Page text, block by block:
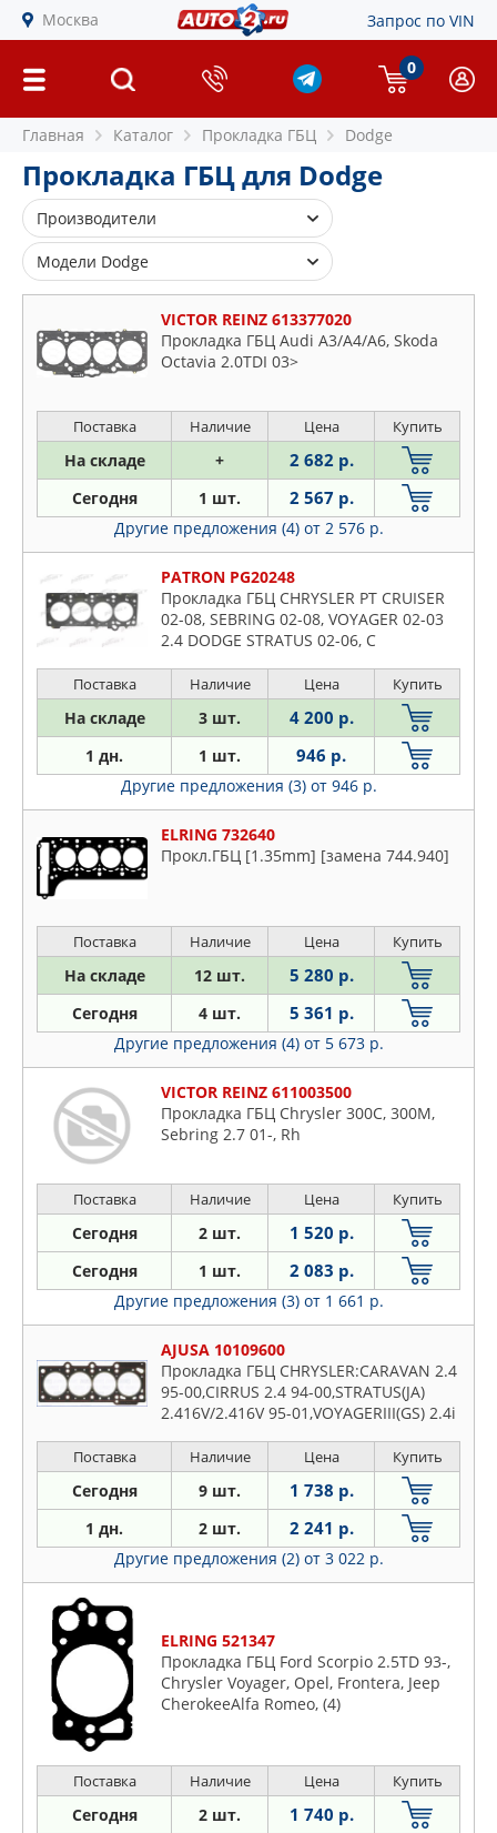
Москва Запрос по VIN
0
Главная Каталог Прокладка ГБЦ Dodge
Прокладка ГБЦ для Dodge
Производители
AJUSA
BGA
ELRING
OSSCA
PATRON
VICTOR REINZ
Модели Dodge
Atos
Avenger
Caliber
Challenger
Charger
Dart
Durango
Journey
Neon
Stratus
VICTOR REINZ 613377020
Прокладка ГБЦ Audi A3/A4/A6, Skoda
Octavia 2.0TDI 03>
Поставка Наличие Цена Купить
На складе + 2 682 р.
Сегодня 1 шт. 2 567 р.
Другие предложения (4) от 2 576 р.
PATRON PG20248
Прокладка ГБЦ CHRYSLER PT CRUISER
02-08, SEBRING 02-08, VOYAGER 02-03
2.4 DODGE STRATUS 02-06, C
Поставка Наличие Цена Купить
На складе 3 шт. 4 200 р.
1 дн. 1 шт. 946 р.
Другие предложения (3) от 946 р.
ELRING 732640
Прокл.ГБЦ [1.35mm] [замена 744.940]
Поставка Наличие Цена Купить
На складе 12 шт. 5 280 р.
Сегодня 4 шт. 5 361 р.
Другие предложения (4) от 5 673 р.
VICTOR REINZ 611003500
Прокладка ГБЦ Chrysler 300C, 300M,
Sebring 2.7 01-, Rh
Поставка Наличие Цена Купить
Сегодня 2 шт. 1 520 р.
Сегодня 1 шт. 2 083 р.
Другие предложения (3) от 1 661 р.
AJUSA 10109600
Прокладка ГБЦ CHRYSLER:CARAVAN 2.4
95-00,CIRRUS 2.4 94-00,STRATUS(JA)
2.416V/2.416V 95-01,VOYAGERIII(GS) 2.4i
Поставка Наличие Цена Купить
Сегодня 9 шт. 1 738 р.
1 дн. 2 шт. 2 241 р.
Другие предложения (2) от 3 022 р.
ELRING 521347
Прокладка ГБЦ Ford Scorpio 2.5TD 93-,
Chrysler Voyager, Opel, Frontera, Jeep
CherokeeAlfa Romeo, (4)
Поставка Наличие Цена Купить
Сегодня 2 шт. 1 740 р.